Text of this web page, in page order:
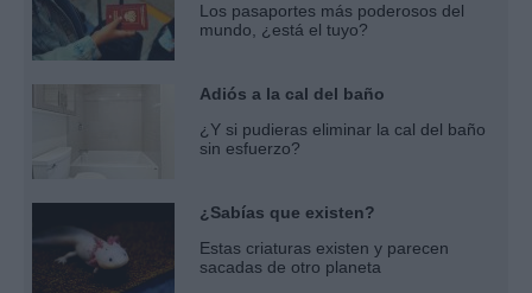
Los pasaportes más poderosos del
mundo, ¿está el tuyo?
Adiós a la cal del baño
¿Y si pudieras eliminar la cal del baño
sin esfuerzo?
¿Sabías que existen?
Estas criaturas existen y parecen
sacadas de otro planeta